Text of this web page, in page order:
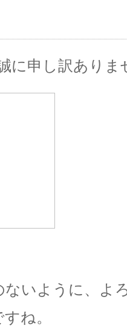
に申し訳あり
いように、よ
ね。